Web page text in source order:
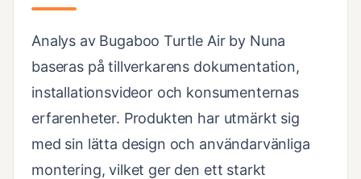
Analys av Bugaboo Turtle Air by Nuna
baseras på tillverkarens dokumentation,
installationsvideor och konsumenternas
erfarenheter. Produkten har utmärkt sig
med sin lätta design och användarvänliga
montering, vilket ger den ett starkt